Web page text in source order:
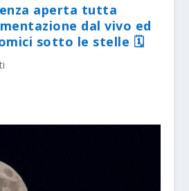
aperta tutta
dal vivo ed
sotto le stelle 🗓